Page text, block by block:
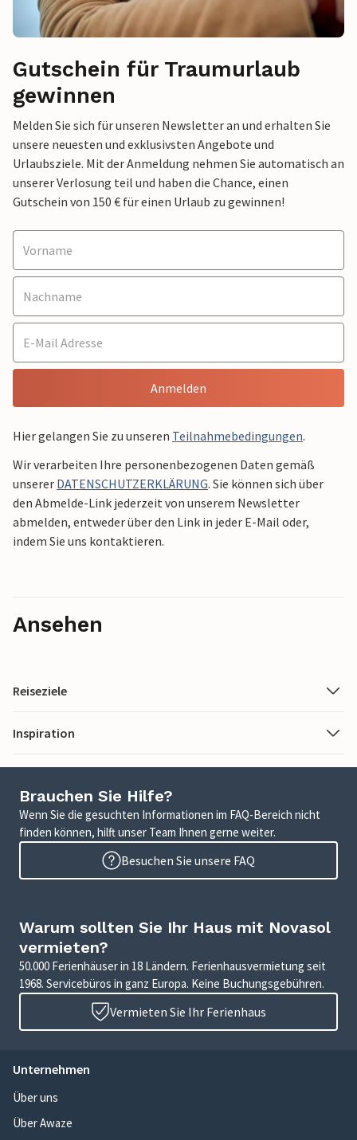
Gutschein für Traumurlaub
gewinnen
Melden Sie sich für unseren Newsletter an und erhalten Sie
unsere neuesten und exklusivsten Angebote und
Urlaubsziele. Mit der Anmeldung nehmen Sie automatisch an
unserer Verlosung teil und haben die Chance, einen
Gutschein von 150 € für einen Urlaub zu gewinnen!
Anmelden
Hier gelangen Sie zu unseren Teilnahmebedingungen.
Wir verarbeiten Ihre personenbezogenen Daten gemäß
unserer DATENSCHUTZERKLÄRUNG. Sie können sich über
den Abmelde-Link jederzeit von unserem Newsletter
abmelden, entweder über den Link in jeder E-Mail oder,
indem Sie uns kontaktieren.
Ansehen
Reiseziele
Inspiration
Brauchen Sie Hilfe?
Wenn Sie die gesuchten Informationen im FAQ-Bereich nicht
finden können, hilft unser Team Ihnen gerne weiter.
Besuchen Sie unsere FAQ
Warum sollten Sie Ihr Haus mit Novasol
vermieten?
50.000 Ferienhäuser in 18 Ländern. Ferienhausvermietung seit
1968. Servicebüros in ganz Europa. Keine Buchungsgebühren.
Vermieten Sie Ihr Ferienhaus
Unternehmen
Über uns
Über Awaze